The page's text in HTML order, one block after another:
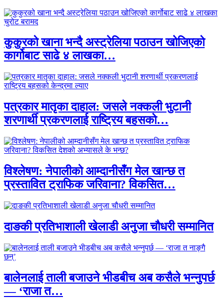
कुकुरको खाना भन्दै अस्ट्रेलिया पठाउन खोजिएको
कार्गोबाट साढे ४ लाखका…
पत्रकार मातृका दाहाल: जसले नक्कली भुटानी
शरणार्थी प्रकरणलाई राष्ट्रिय बहसको…
विश्लेषण: नेपालीको आम्दानीसँग मेल खान्छ त
प्रस्तावित ट्राफिक जरिवाना? विकसित…
दाङकी प्रतिभाशाली खेलाडी अनुजा चौधरी सम्मानित
बालेनलाई ताली बजाउने भीडबीच अब कसैले भन्नुपर्छ
— ‘राजा त…